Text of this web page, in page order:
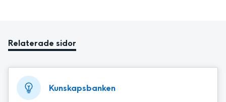
Relaterade sidor
Kunskapsbanken